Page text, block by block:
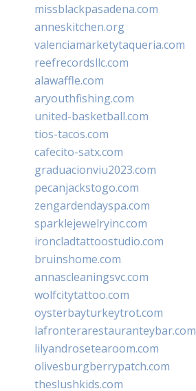
missblackpasadena.com
anneskitchen.org
valenciamarketytaqueria.com
reefrecordsllc.com
alawaffle.com
aryouthfishing.com
united-basketball.com
tios-tacos.com
cafecito-satx.com
graduacionviu2023.com
pecanjackstogo.com
zengardendayspa.com
sparklejewelryinc.com
ironcladtattoostudio.com
bruinshome.com
annascleaningsvc.com
wolfcitytattoo.com
oysterbayturkeytrot.com
lafronterarestauranteybar.com
lilyandrosetearoom.com
olivesburgberrypatch.com
theslushkids.com